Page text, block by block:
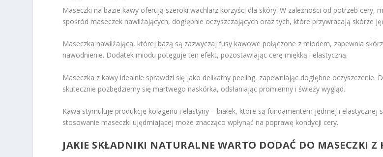
Maseczki na bazie kawy oferują szeroki wachlarz korzyści dla skóry. W zależności od potrzeb cery,
spośród maseczek nawilżających, dogłębnie oczyszczających oraz tych, które przywracają skórze
Maseczka nawilżająca, której bazą są zazwyczaj fusy kawowe połączone z miodem, zapewnia
nawodnienie. Dodatek miodu potęguje ten efekt, pozostawiając cerę miękką i elastyczną.
Maseczka z kawy idealnie sprawdzi się jako delikatny peeling, zapewniając dogłębne oczyszczenie.
skutecznie pozbędziemy się martwego naskórka, odsłaniając promienny i świeży wygląd.
Kawa stymuluje produkcję kolagenu i elastyny – białek, które są fundamentem jędrnej i elastycznej
stosowanie maseczki ujędrniającej może znacząco wpłynąć na poprawę kondycji cery.
JAKIE SKŁADNIKI NATURALNE WARTO DODAĆ DO MASECZKI Z